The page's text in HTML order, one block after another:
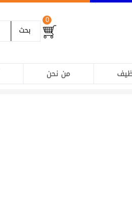
0
بحث
من نحن